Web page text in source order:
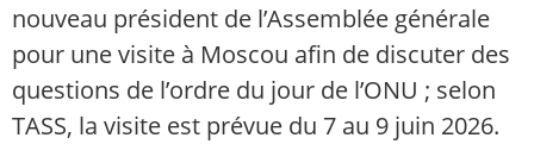
nouveau président de l’Assemblée générale
pour une visite à Moscou afin de discuter des
questions de l’ordre du jour de l’ONU ; selon
TASS, la visite est prévue du 7 au 9 juin 2026.